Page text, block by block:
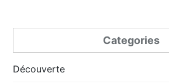
Categories
Découverte